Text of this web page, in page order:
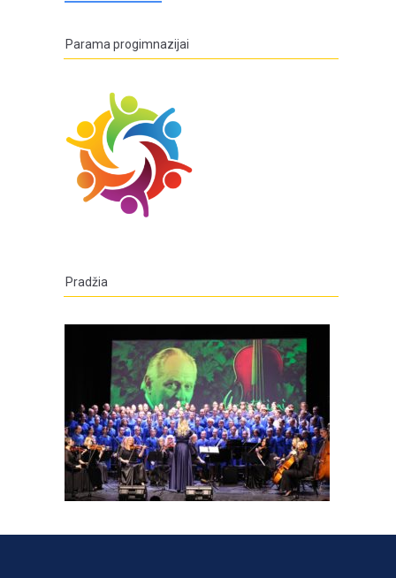
Parama progimnazijai
Pradžia